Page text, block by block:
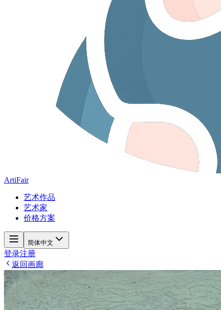
ArtiFair
艺术作品
艺术家
价格方案
简体中文
登录注册
返回画廊